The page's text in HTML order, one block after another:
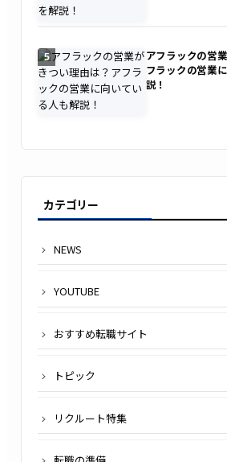
5
アフラックの営
フラックの営業
説！
カテゴリー
NEWS
YOUTUBE
おすすめ転職サイト
トピック
リクルート特集